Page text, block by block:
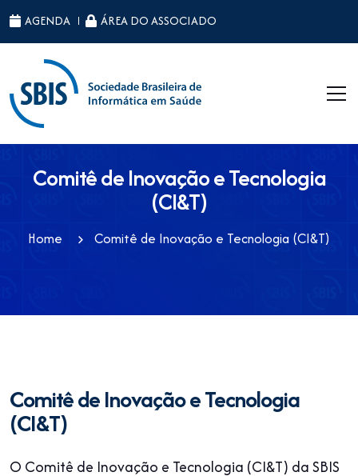
AGENDA ÁREA DO ASSOCIADO
ID da página raiz: 45
Comitê de Inovação e Tecnologia
(CI&T)
Home Comitê de Inovação e Tecnologia (CI&T)
Comitê de Inovação e Tecnologia
(CI&T)
O Comitê de Inovação e Tecnologia (CI&T) da SBIS